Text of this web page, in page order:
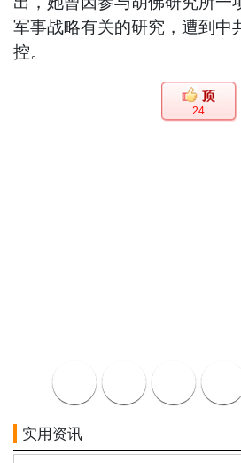
军事战略有关的研究，遭到中
控。
24
实用资讯